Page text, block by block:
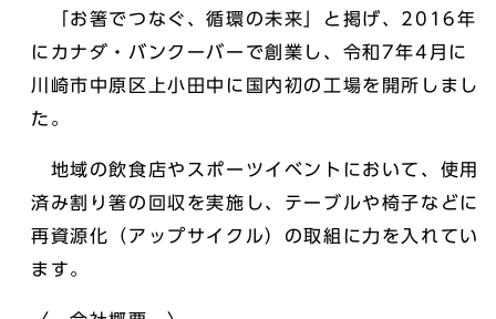
「お箸でつなぐ、循環の未来」と掲げ、2016年
にカナダ・バンクーバーで創業し、令和7年4月に
川崎市中原区上小田中に国内初の工場を開所しまし
た。
地域の飲食店やスポーツイベントにおいて、使用
済み割り箸の回収を実施し、テーブルや椅子などに
再資源化（アップサイクル）の取組に力を入れてい
ます。